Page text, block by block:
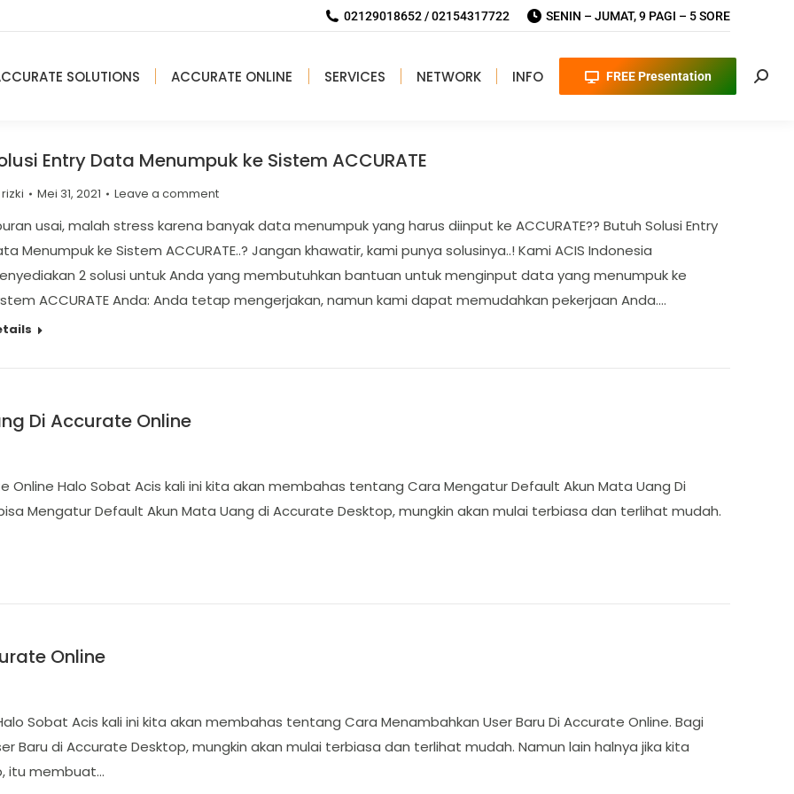
02129018652 / 02154317722 SENIN – JUMAT, 9 PAGI – 5 SORE
SOLUTIONS ACCURATE ONLINE SERVICES NETWORK INFO FREE Presentation
Entry Data Menumpuk ke Sistem ACCURATE
rizki Mei 31, 2021 Leave a comment
usai, malah stress karena banyak data menumpuk yang harus diinput ke ACCURATE?? Butuh Solusi Entry
Menumpuk ke Sistem ACCURATE..? Jangan khawatir, kami punya solusinya..! Kami ACIS Indonesia
2 solusi untuk Anda yang membutuhkan bantuan untuk menginput data yang menumpuk ke
ACCURATE Anda: Anda tetap mengerjakan, namun kami dapat memudahkan pekerjaan Anda.…
Di Accurate Online
Online Halo Sobat Acis kali ini kita akan membahas tentang Cara Mengatur Default Akun Mata Uang Di
Mengatur Default Akun Mata Uang di Accurate Desktop, mungkin akan mulai terbiasa dan terlihat mudah.
Online
Sobat Acis kali ini kita akan membahas tentang Cara Menambahkan User Baru Di Accurate Online. Bagi
Baru di Accurate Desktop, mungkin akan mulai terbiasa dan terlihat mudah. Namun lain halnya jika kita
itu membuat…